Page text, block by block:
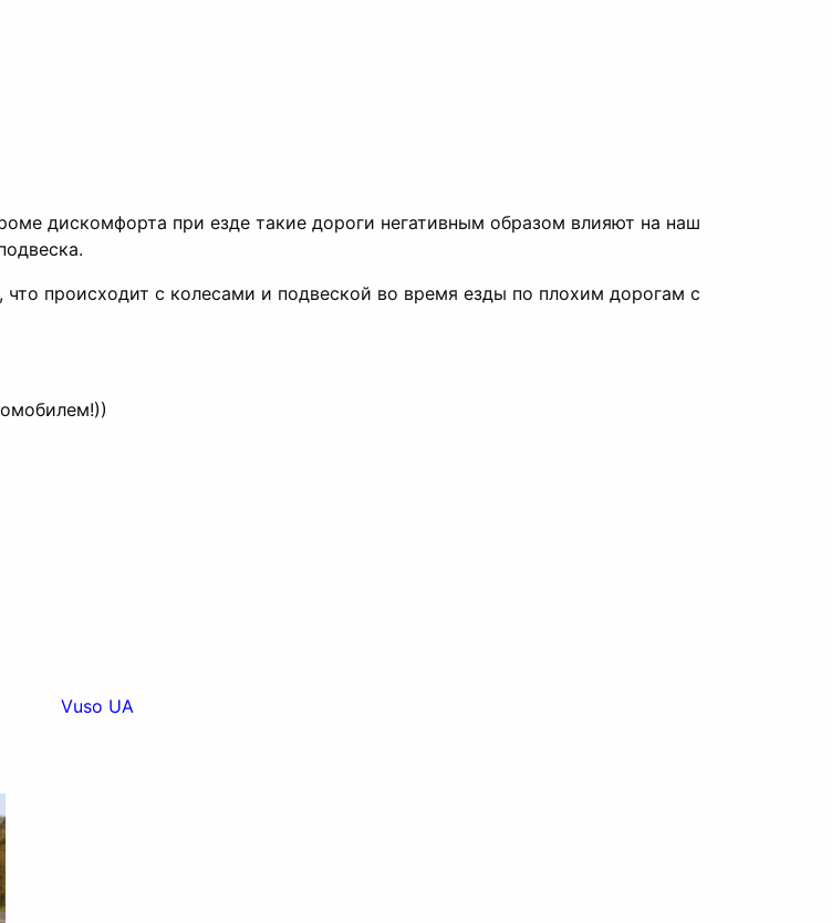
дискомфорта при езде такие дороги негативным образом влияют на наш
происходит с колесами и подвеской во время езды по плохим дорогам с